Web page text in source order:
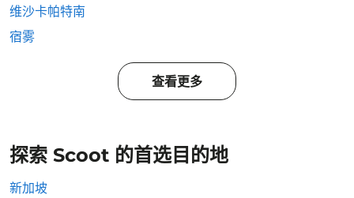
维沙卡帕特南
宿雾
查看更多
探索 Scoot 的首选目的地
新加坡